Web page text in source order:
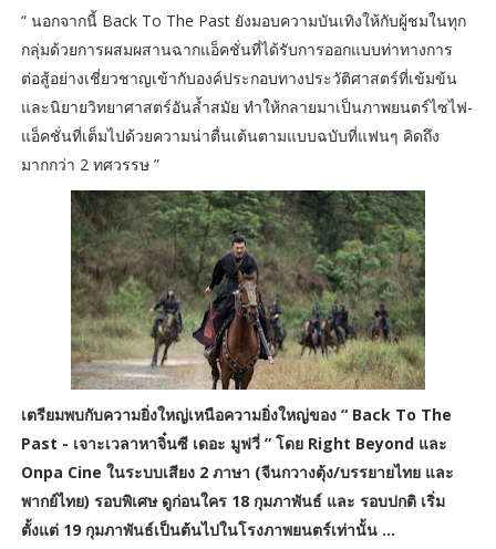
“ นอกจากนี้ Back To The Past ยังมอบความบันเทิงให้กับผู้ชมในทุก
กลุ่มด้วยการผสมผสานฉากแอ็คชั่นที่ได้รับการออกแบบท่าทางการ
ต่อสู้อย่างเชี่ยวชาญเข้ากับองค์ประกอบทางประวัติศาสตร์ที่เข้มข้น
และนิยายวิทยาศาสตร์อันล้ำสมัย ทำให้กลายมาเป็นภาพยนตร์ไซไฟ-
แอ็คชั่นที่เต็มไปด้วยความน่าตื่นเต้นตามแบบฉบับที่แฟนๆ คิดถึง
มากกว่า 2 ทศวรรษ ”
เตรียมพบกับความยิ่งใหญ่เหนือความยิ่งใหญ่ของ “ Back To The
Past - เจาะเวลาหาจิ๋นซี เดอะ มูฟวี่ ” โดย Right Beyond และ
Onpa Cine ในระบบเสียง 2 ภาษา (จีนกวางตุ้ง/บรรยายไทย และ
พากย์ไทย) รอบพิเศษ ดูก่อนใคร 18 กุมภาพันธ์ และ รอบปกติ เริ่ม
ตั้งแต่ 19 กุมภาพันธ์เป็นต้นไปในโรงภาพยนตร์เท่านั้น ...